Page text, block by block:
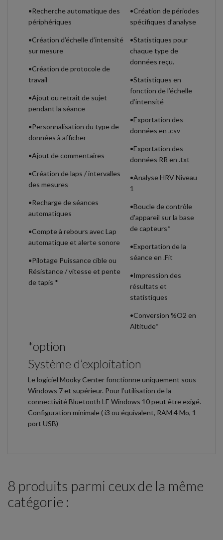
•Recherche automatique des
périphériques
•Création d’échelle d’intensité
sur mesure
•Création de protocole de
travail
•Ajout ou retrait de sujet
pendant la séance
•Personnalisation du type de
données à afficher
•Ajout de commentaires
•Création de laps / intervalles
des mesures
•Recharge de séances
automatiques
•Compte à rebours avec Lap
automatique et alerte sonore
•Pilotage Puissance cible ou
Résistance / vitesse et pente
de tapis *
•Création de périodes
spécifiques d’analyse
•Statistiques pour
chaque type de
données reçu.
•Statistiques en
fonction de l’échelle
d’intensité
•Exportation des
données en .csv
•Exportation des
données RR en .txt
•Analyse HRV Niveau
1
•Boucle de contrôle
d'appareil sur la base
de capteurs*
•Exportation de la
séance en .Fit
•Impression des
résultats et
statistiques
•Conversion %O2 en
Altitude*
*option
Système d’exploitation
Le logiciel Mooky Center fonctionne uniquement sous
Windows 7 et supérieur. Pour l’utilisation de la
connectivité Bluetooth LE Windows 10 peut être exigé.
Configuration minimale ( i3 ou équivalent, RAM 4 Mo, 1
port USB)
8 produits parmi ceux de la même
catégorie :